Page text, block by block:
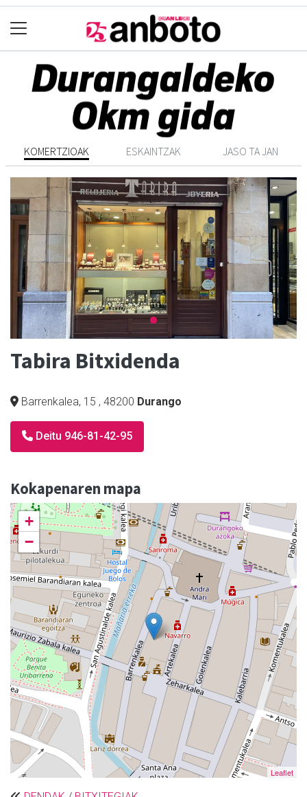
KOMERTZIOAK ESKAINTZAK JASO TA JAN
Tabira Bitxidenda
Barrenkalea, 15 , 48200 Durango
Deitu 946-81-42-95
Kokapenaren mapa
+
−
Leaflet